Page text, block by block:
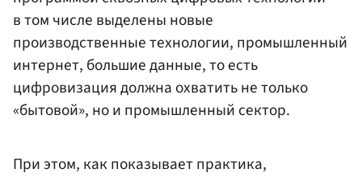
в том числе выделены новые
производственные технологии, промышленный
интернет, большие данные, то есть
цифровизация должна охватить не только
«бытовой», но и промышленный сектор.
При этом, как показывает практика,